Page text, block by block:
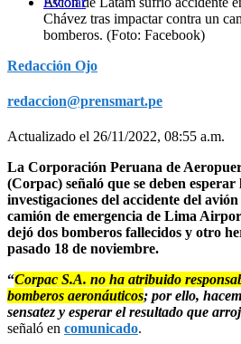
Chávez tras impactar contra un
bomberos. (Foto: Facebook)
Redacción Ojo
redaccion@prensmart.pe
Actualizado el 26/11/2022, 08:55 a.m.
La Corporación Peruana de
(Corpac) señaló que se deben esperar
investigaciones del accidente del
camión de emergencia de Lima
dejó dos bomberos fallecidos y otro
pasado 18 de noviembre.
“Corpac S.A. no ha atribuido
bomberos aeronáuticos; por ello,
sensatez y esperar el resultado que
señaló en comunicado.